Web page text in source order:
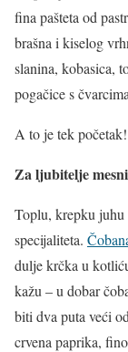
fina pašteta od
brašna i kiselog
slanina, kobasica,
pogačice s
A to je tek početak!
Za ljubitelje
Toplu, krepku
specijaliteta.
dulje krčka u
kažu – u dobar
biti dva puta veći
crvena paprika,